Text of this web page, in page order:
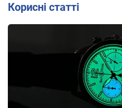
Корисні статті